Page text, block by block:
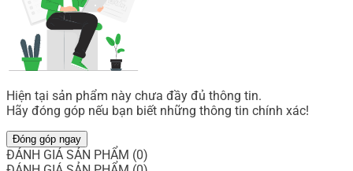
Hiện tại sản phẩm này chưa đầy đủ thông tin.
Hãy đóng góp nếu bạn biết những thông tin chính xác!
Đóng góp ngay
ĐÁNH GIÁ SẢN PHẨM (0)